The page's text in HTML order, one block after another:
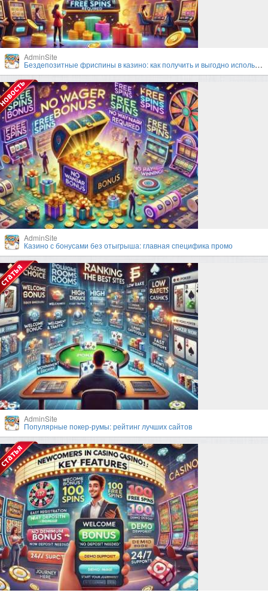
AdminSite
Бездепозитные фриспины в казино: как получить и выгодно использовать?
AdminSite
Казино с бонусами без отыгрыша: главная специфика промо
AdminSite
Популярные покер-румы: рейтинг лучших сайтов